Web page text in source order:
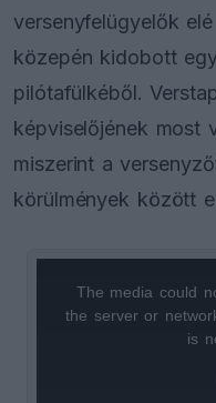
versenyfelügyelők
közepén kidobott
pilótafülkéből.
képviselőjének most
miszerint a
körülmények között
The media could
the server or
is